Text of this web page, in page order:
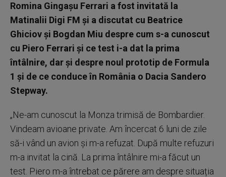
Romina Gingașu Ferrari a fost invitată la
Matinalii Digi FM și a discutat cu Beatrice
Ghiciov și Bogdan Miu despre cum s-a cunoscut
cu Piero Ferrari și ce test i-a dat la prima
întâlnire, dar și despre noul prototip de Formula
1 și de ce conduce în România o Dacia Sandero
Stepway.
„Ne-am cunoscut la Monza trimisă de Bombardier.
Vindeam avioane private. Am încercat 6 luni de zile
să-i vând un avion și m-a refuzat. După multe refuzuri
m-a invitat la cină. La prima întâlnire mi-a făcut un
test. Piero m-a întrebat ce părere am despre situația